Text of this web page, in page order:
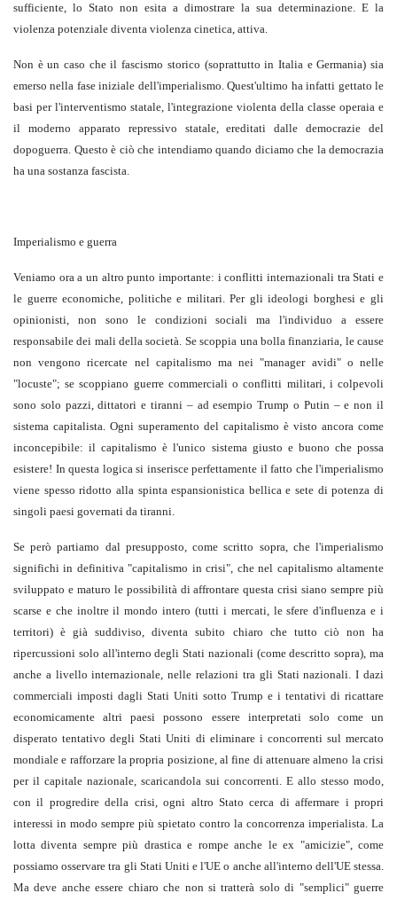
sufficiente, lo Stato non esita a dimostrare la sua determinazione. E la
violenza potenziale diventa violenza cinetica, attiva.
Non è un caso che il fascismo storico (soprattutto in Italia e Germania) sia
emerso nella fase iniziale dell'imperialismo. Quest'ultimo ha infatti gettato le
basi per l'interventismo statale, l'integrazione violenta della classe operaia e
il moderno apparato repressivo statale, ereditati dalle democrazie del
dopoguerra. Questo è ciò che intendiamo quando diciamo che la democrazia
ha una sostanza fascista.
Imperialismo e guerra
Veniamo ora a un altro punto importante: i conflitti internazionali tra Stati e
le guerre economiche, politiche e militari. Per gli ideologi borghesi e gli
opinionisti, non sono le condizioni sociali ma l'individuo a essere
responsabile dei mali della società. Se scoppia una bolla finanziaria, le cause
non vengono ricercate nel capitalismo ma nei "manager avidi" o nelle
"locuste"; se scoppiano guerre commerciali o conflitti militari, i colpevoli
sono solo pazzi, dittatori e tiranni – ad esempio Trump o Putin – e non il
sistema capitalista. Ogni superamento del capitalismo è visto ancora come
inconcepibile: il capitalismo è l'unico sistema giusto e buono che possa
esistere! In questa logica si inserisce perfettamente il fatto che l'imperialismo
viene spesso ridotto alla spinta espansionistica bellica e sete di potenza di
singoli paesi governati da tiranni.
Se però partiamo dal presupposto, come scritto sopra, che l'imperialismo
significhi in definitiva "capitalismo in crisi", che nel capitalismo altamente
sviluppato e maturo le possibilità di affrontare questa crisi siano sempre più
scarse e che inoltre il mondo intero (tutti i mercati, le sfere d'influenza e i
territori) è già suddiviso, diventa subito chiaro che tutto ciò non ha
ripercussioni solo all'interno degli Stati nazionali (come descritto sopra), ma
anche a livello internazionale, nelle relazioni tra gli Stati nazionali. I dazi
commerciali imposti dagli Stati Uniti sotto Trump e i tentativi di ricattare
economicamente altri paesi possono essere interpretati solo come un
disperato tentativo degli Stati Uniti di eliminare i concorrenti sul mercato
mondiale e rafforzare la propria posizione, al fine di attenuare almeno la crisi
per il capitale nazionale, scaricandola sui concorrenti. E allo stesso modo,
con il progredire della crisi, ogni altro Stato cerca di affermare i propri
interessi in modo sempre più spietato contro la concorrenza imperialista. La
lotta diventa sempre più drastica e rompe anche le ex "amicizie", come
possiamo osservare tra gli Stati Uniti e l'UE o anche all'interno dell'UE stessa.
Ma deve anche essere chiaro che non si tratterà solo di "semplici" guerre